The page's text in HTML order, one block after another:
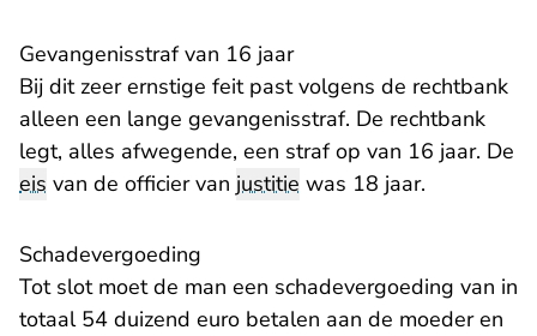
Gevangenisstraf van 16 jaar
Bij dit zeer ernstige feit past volgens de rechtbank
alleen een lange gevangenisstraf. De rechtbank
legt, alles afwegende, een straf op van 16 jaar. De
eis van de officier van justitie was 18 jaar.
Schadevergoeding
Tot slot moet de man een schadevergoeding van in
totaal 54 duizend euro betalen aan de moeder en